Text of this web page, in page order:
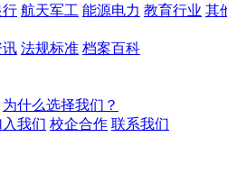
行 航天军工 能源电力 教育行业 其
讯 法规标准 档案百科
为什么选择我们？
入我们 校企合作 联系我们